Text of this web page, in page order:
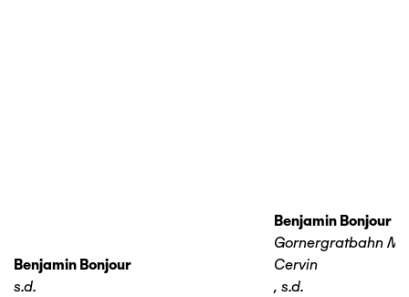
Benjamin Bonjour
s.d.
Benjamin Bonjour
Gornergratbahn
Cervin
, s.d.